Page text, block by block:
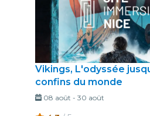
Vikings, L'odyssée
confins du monde
08 août - 30 août